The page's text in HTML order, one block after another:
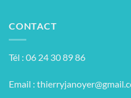
CONTACT
Tél : 06 24 30 89 86
Email :